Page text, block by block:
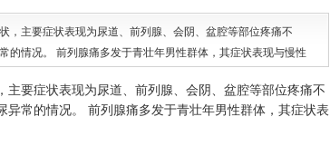
，主要症状表现为尿道、前列腺、会阴、盆腔等部位疼痛不
的情况。 前列腺痛多发于青壮年男性群体，其症状表现与慢性
要症状表现为尿道、前列腺、会阴、盆腔等部位疼痛不
常的情况。 前列腺痛多发于青壮年男性群体，其症状表